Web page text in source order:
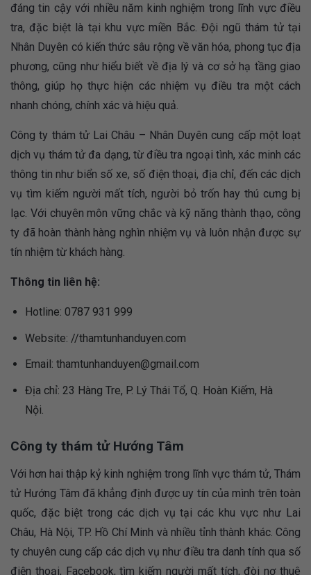
đáng tin cậy với nhiều năm kinh nghiệm trong lĩnh vực điều
tra, đặc biệt là tại khu vực miền Bắc. Đội ngũ thám tử tại
Nhân Duyên có kiến thức sâu rộng về văn hóa, phong tục địa
phương, cũng như hiểu biết về địa lý và cơ sở hạ tầng giao
thông, giúp họ thực hiện các nhiệm vụ điều tra một cách
nhanh chóng, chính xác và hiệu quả.
Công ty thám tử Lai Châu – Nhân Duyên cung cấp một loạt
dịch vụ thám tử đa dạng, từ điều tra ngoại tình, xác minh các
thông tin như biển số xe, số điện thoại, địa chỉ, đến các dịch
vụ tìm kiếm người mất tích, người bỏ trốn hay thú cưng bị
lạc. Với chuyên môn vững chắc và kỹ năng thành thạo, công
ty đã hoàn thành hàng nghìn nhiệm vụ và luôn nhận được sự
tín nhiệm từ khách hàng.
Thông tin liên hệ:
Hotline: 0787 931 999
Website: //thamtunhanduyen.com
Email: thamtunhanduyen@gmail.com
Địa chỉ: 23 Hàng Tre, P. Lý Thái Tổ, Q. Hoàn Kiếm, Hà
Nội.
Công ty thám tử Hướng Tâm
Với hơn hai thập kỷ kinh nghiệm trong lĩnh vực thám tử, Thám
tử Hướng Tâm đã khẳng định được uy tín của mình trên toàn
quốc, đặc biệt trong các dịch vụ tại các khu vực như Lai
Châu, Hà Nội, TP. Hồ Chí Minh và nhiều tỉnh thành khác. Công
ty chuyên cung cấp các dịch vụ như điều tra danh tính qua số
điện thoại, Facebook, tìm kiếm người mất tích, đòi nợ thuê